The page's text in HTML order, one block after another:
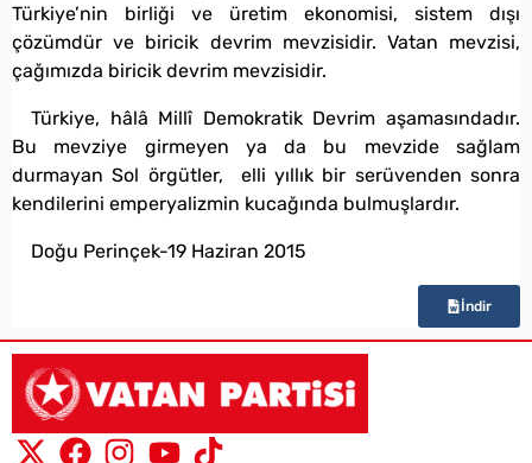
Türkiye’nin birliği ve üretim ekonomisi, sistem dışı
çözümdür ve biricik devrim mevzisidir. Vatan mevzisi,
çağımızda biricik devrim mevzisidir.
Türkiye, hâlâ Millî Demokratik Devrim aşamasındadır.
Bu mevziye girmeyen ya da bu mevzide sağlam
durmayan Sol örgütler, elli yıllık bir serüvenden sonra
kendilerini emperyalizmin kucağında bulmuşlardır.
Doğu Perinçek-19 Haziran 2015
İndir